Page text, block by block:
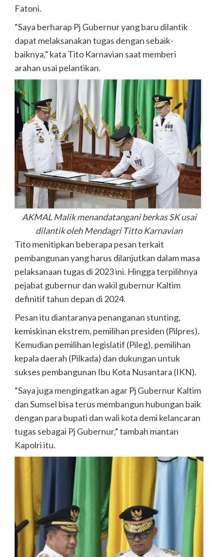
Fatoni.
“Saya berharap Pj Gubernur yang baru dilantik
dapat melaksanakan tugas dengan sebaik-
baiknya,” kata Tito Karnavian saat memberi
arahan usai pelantikan.
AKMAL Malik menandatangani berkas SK usai
dilantik oleh Mendagri Titto Karnavian
Tito menitipkan beberapa pesan terkait
pembangunan yang harus dilanjutkan dalam masa
pelaksanaan tugas di 2023 ini. Hingga terpilihnya
pejabat gubernur dan wakil gubernur Kaltim
definitif tahun depan di 2024.
Pesan itu diantaranya penanganan stunting,
kemiskinan ekstrem, pemilihan presiden (Pilpres).
Kemudian pemilihan legislatif (Pileg), pemilihan
kepala daerah (Pilkada) dan dukungan untuk
sukses pembangunan Ibu Kota Nusantara (IKN).
“Saya juga mengingatkan agar Pj Gubernur Kaltim
dan Sumsel bisa terus membangun hubungan baik
dengan para bupati dan wali kota demi kelancaran
tugas sebagai Pj Gubernur,” tambah mantan
Kapolri itu.